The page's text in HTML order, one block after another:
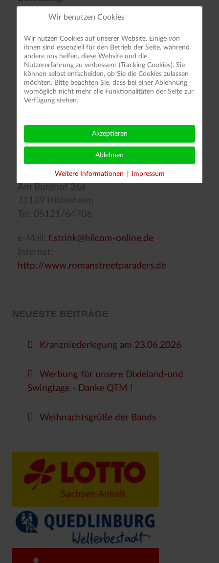
Helmut Müller Trompete/Gesang
Ulrich-Michael Gehl Klarinette/Sopran-und
Tenorsaxophon
Albrecht Gästemeyer
Klavier/Baritonsaxophon
Günter Bottek Schlagzeug
Eckhard Buchenau Bass/Tuba
Friedhelm Strink
Am Burghof 36a
31139 Hildesheim
Tel: 05121/64706
e-Mail: f.strink@hilcom-online.de
Internet:
http://www.romanstreetparaders.de
NEUESTE BEITRÄGE
Kranzniederlegung am 23.06.2026
Werbung für unsere Dixieland-und
Swingtage - Danke QTM !
Weihnachtsgrüße der Bands
Wir benutzen Cookies
Wir nutzen Cookies auf unserer Website. Einige von
ihnen sind essenziell für den Betrieb der Seite, während
andere uns helfen, diese Website und die
Nutzererfahrung zu verbessern (Tracking Cookies). Sie
können selbst entscheiden, ob Sie die Cookies zulassen
möchten. Bitte beachten Sie, dass bei einer Ablehnung
womöglich nicht mehr alle Funktionalitäten der Seite zur
Verfügung stehen.
Akzeptieren
Ablehnen
Weitere Informationen Impressum